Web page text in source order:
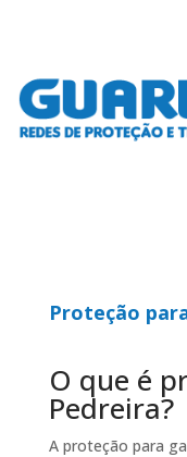
Proteção
O que é
Pedreira?
A proteção para